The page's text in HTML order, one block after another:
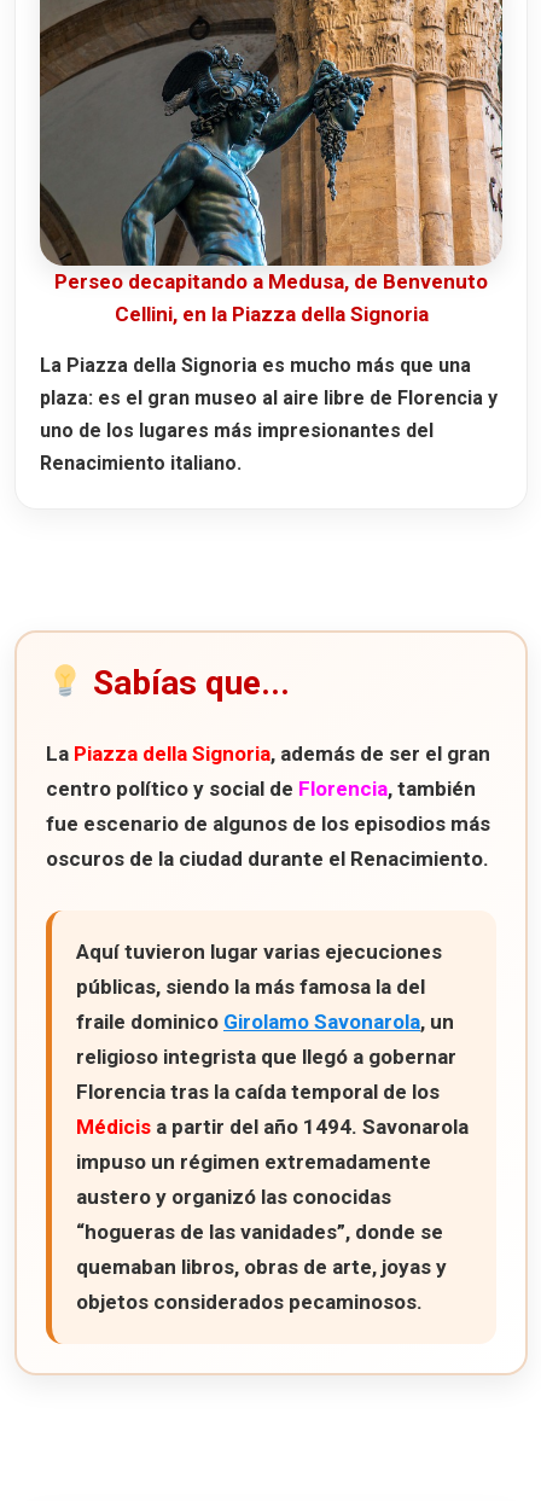
Perseo decapitando a Medusa, de Benvenuto
Cellini, en la Piazza della Signoria
La Piazza della Signoria es mucho más que una
plaza: es el gran museo al aire libre de Florencia y
uno de los lugares más impresionantes del
Renacimiento italiano.
Sabías que...
La Piazza della Signoria, además de ser el gran
centro político y social de Florencia, también
fue escenario de algunos de los episodios más
oscuros de la ciudad durante el Renacimiento.
Aquí tuvieron lugar varias ejecuciones
públicas, siendo la más famosa la del
fraile dominico Girolamo Savonarola, un
religioso integrista que llegó a gobernar
Florencia tras la caída temporal de los
Médicis a partir del año 1494. Savonarola
impuso un régimen extremadamente
austero y organizó las conocidas
“hogueras de las vanidades”, donde se
quemaban libros, obras de arte, joyas y
objetos considerados pecaminosos.